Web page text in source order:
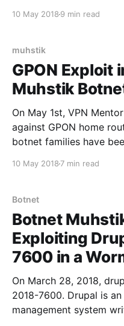
的是，当前包括muhstik
能真正植入恶意代码；
C2服务器短暂出现后下线
码团伙在积极更新，我们
muhstik 僵尸网络由我们
本次 muhstik 的更新中增
漏洞的利用。本轮更新后
块。 到北京时间5月9日，我们联合安全社区关闭了部分
扩张的脚步并未停止，在
10 May 2018 9 min read
muhstik
GPON Exploit
Muhstik
On May 1st, VPN
against GPON home
botnet families have
mettle, muhstik, mirai,
10 May 2018 7 min read
Botnet
Botnet
Exploiting
7600 in a
On March 28, 2018,
2018-7600. Drupal is
management system